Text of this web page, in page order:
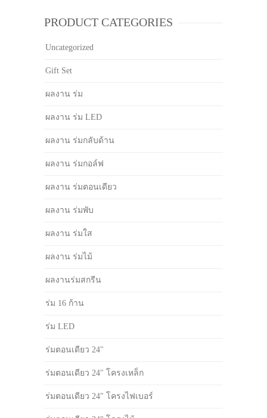
PRODUCT CATEGORIES
Uncategorized
Gift Set
ผลงาน ร่ม
ผลงาน ร่ม LED
ผลงาน ร่มกลับด้าน
ผลงาน ร่มกอล์ฟ
ผลงาน ร่มตอนเดียว
ผลงาน ร่มพับ
ผลงาน ร่มใส
ผลงาน ร่มไม้
ผลงานร่มสกรีน
ร่ม 16 ก้าน
ร่ม LED
ร่มตอนเดียว 24"
ร่มตอนเดียว 24" โครงเหล็ก
ร่มตอนเดียว 24" โครงไฟเบอร์